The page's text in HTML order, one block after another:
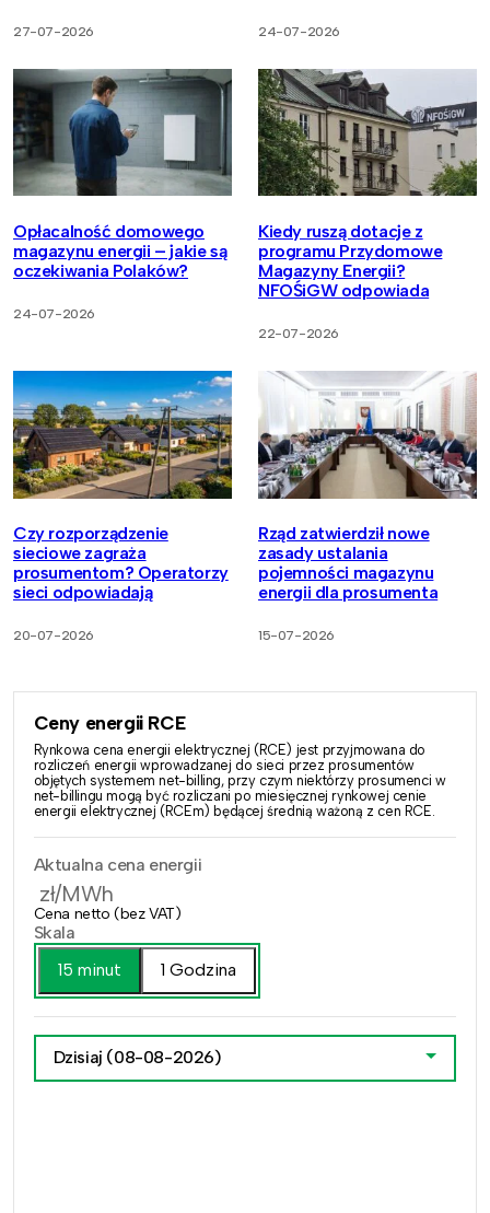
27-07-2026 24-07-2026
Opłacalność domowego
magazynu energii – jakie są
oczekiwania Polaków?
24-07-2026
Kiedy ruszą dotacje z
programu Przydomowe
Magazyny Energii?
NFOŚiGW odpowiada
22-07-2026
Czy rozporządzenie
sieciowe zagraża
prosumentom? Operatorzy
sieci odpowiadają
20-07-2026
Rząd zatwierdził nowe
zasady ustalania
pojemności magazynu
energii dla prosumenta
15-07-2026
Ceny energii RCE
Rynkowa cena energii elektrycznej (RCE) jest przyjmowana do
rozliczeń energii wprowadzanej do sieci przez prosumentów
objętych systemem net-billing, przy czym niektórzy prosumenci w
net-billingu mogą być rozliczani po miesięcznej rynkowej cenie
energii elektrycznej (RCEm) będącej średnią ważoną z cen RCE.
Aktualna cena energii
zł/MWh
Cena netto (bez VAT)
Skala
15 minut
1 Godzina
Dzisiaj (08-08-2026)